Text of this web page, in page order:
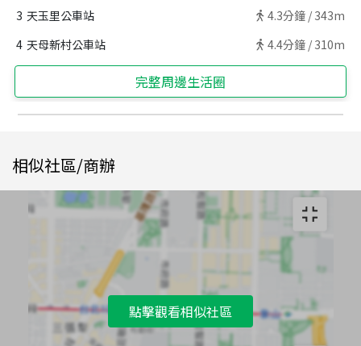
3 天玉里公車站 4.3分鐘 / 343m
4 天母新村公車站 4.4分鐘 / 310m
完整周邊生活圈
相似社區/商辦
點擊觀看相似社區